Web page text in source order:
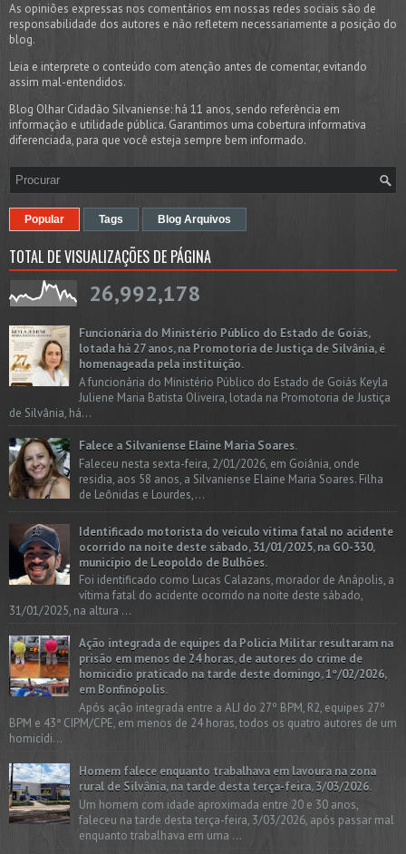
As opiniões expressas nos comentários em nossas redes sociais são de
responsabilidade dos autores e não refletem necessariamente a posição do
blog.
Leia e interprete o conteúdo com atenção antes de comentar, evitando
assim mal-entendidos.
Blog Olhar Cidadão Silvaniense: há 11 anos, sendo referência em
informação e utilidade pública. Garantimos uma cobertura informativa
diferenciada, para que você esteja sempre bem informado.
Popular Tags Blog Arquivos
TOTAL DE VISUALIZAÇÕES DE PÁGINA
26,992,178
Funcionária do Ministério Público do Estado de Goiás,
lotada há 27 anos, na Promotoria de Justiça de Silvânia, é
homenageada pela instituição.
A funcionária do Ministério Público do Estado de Goiás Keyla
Juliene Maria Batista Oliveira, lotada na Promotoria de Justiça
de Silvânia, há...
Falece a Silvaniense Elaine Maria Soares.
Faleceu nesta sexta-feira, 2/01/2026, em Goiânia, onde
residia, aos 58 anos, a Silvaniense Elaine Maria Soares. Filha
de Leônidas e Lourdes,...
Identificado motorista do veículo vítima fatal no acidente
ocorrido na noite deste sábado, 31/01/2025, na GO-330,
município de Leopoldo de Bulhões.
Foi identificado como Lucas Calazans, morador de Anápolis, a
vítima fatal do acidente ocorrido na noite deste sábado,
31/01/2025, na altura ...
Ação integrada de equipes da Policia Militar resultaram na
prisão em menos de 24 horas, de autores do crime de
homicídio praticado na tarde deste domingo, 1º/02/2026,
em Bonfinópolis.
Após ação integrada entre a ALI do 27º BPM, R2, equipes 27º
BPM e 43ª CIPM/CPE, em menos de 24 horas, todos os quatro autores de um
homicídi...
Homem falece enquanto trabalhava em lavoura na zona
rural de Silvânia, na tarde desta terça-feira, 3/03/2026.
Um homem com idade aproximada entre 20 e 30 anos,
faleceu na tarde desta terça-feira, 3/03/2026, após passar mal
enquanto trabalhava em uma ...